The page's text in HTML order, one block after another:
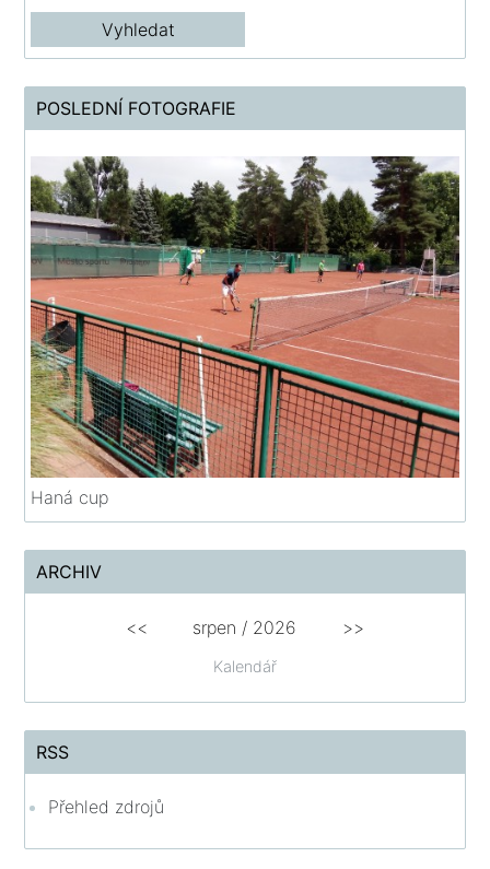
POSLEDNÍ FOTOGRAFIE
Haná cup
ARCHIV
Kalendář
<< srpen / 2026 >>
RSS
Přehled zdrojů